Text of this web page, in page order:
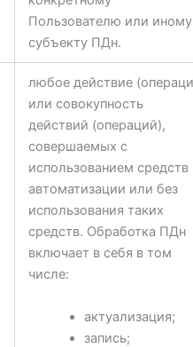
Пользователю или иному
субъекту ПДн.
любое действие
или совокупность
действий (операций),
совершаемых с
использованием средств
автоматизации или без
использования таких
средств. Обработка ПДн
включает в себя в том
числе:
актуализация;
запись;